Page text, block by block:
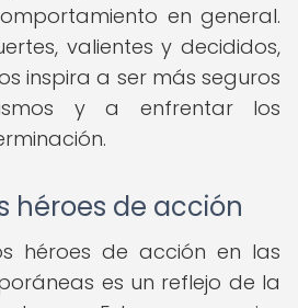
en general.
valientes y decididos,
inspira a ser más seguros
y a enfrentar los
héroes de acción
héroes de acción en las
es un reflejo de la